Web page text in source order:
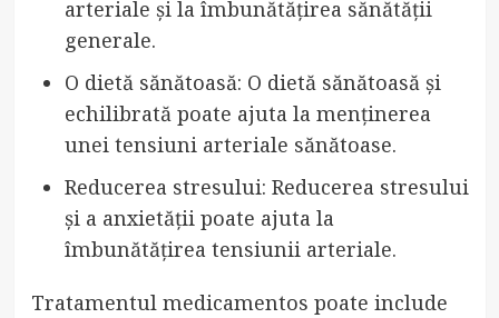
arteriale și la îmbunătățirea sănătății
generale.
O dietă sănătoasă: O dietă sănătoasă și
echilibrată poate ajuta la menținerea
unei tensiuni arteriale sănătoase.
Reducerea stresului: Reducerea stresului
și a anxietății poate ajuta la
îmbunătățirea tensiunii arteriale.
Tratamentul medicamentos poate include